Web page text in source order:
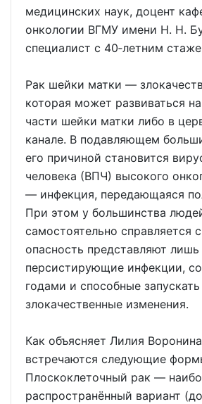
медицинских наук, доцент
онкологии ВГМУ имени Н. Н.
специалист с 40‑летним
Рак шейки матки —
которая может развиваться
части шейки матки либо в
канале. В подавляющем
его причиной становится
человека (ВПЧ) высокого
— инфекция, передающаяся
При этом у большинства
самостоятельно справляется
опасность представляют
персистирующие инфекции,
годами и способные запускать
злокачественные изменения.
Как объясняет Лилия
встречаются следующие
Плоскоклеточный рак —
распространённый вариант